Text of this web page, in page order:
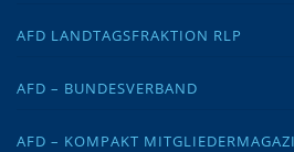
AFD LANDTAGSFRAKTION RLP
AFD – BUNDESVERBAND
AFD – KOMPAKT